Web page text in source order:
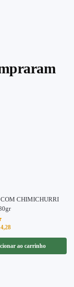
COM CHIMICHURRI
ao carrinho